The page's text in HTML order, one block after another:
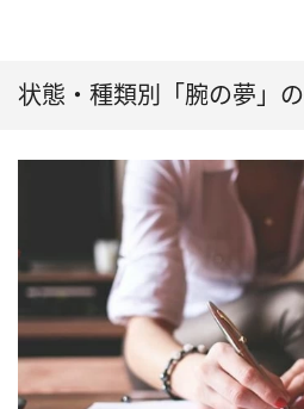
状態・種類別「腕の夢」